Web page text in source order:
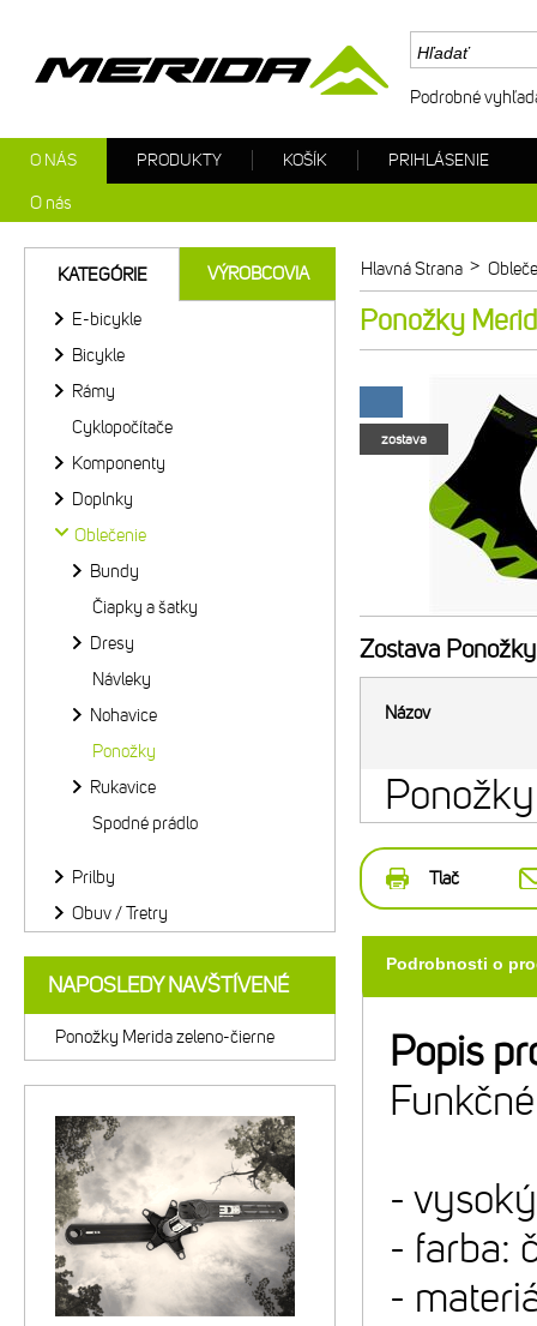
Hlavná Strana >
Ponožky
zostava
Zostava
Názov
Tlač
Podrobnosti o
Popis
-
- farba:
-
KATEGÓRIE VÝROBCOVIA
E-bicykle
Bicykle
Rámy
Cyklopočítače
Komponenty
Doplnky
Oblečenie
Bundy
Čiapky a šatky
Dresy
Návleky
Nohavice
Ponožky
Rukavice
Spodné prádlo
Prilby
Obuv / Tretry
NAPOSLEDY NAVŠTÍVENÉ
Ponožky Merida zeleno-čierne
Podrobné
O NÁS
O nás
PRODUKTY KOŠÍK PRIHLÁSENIE